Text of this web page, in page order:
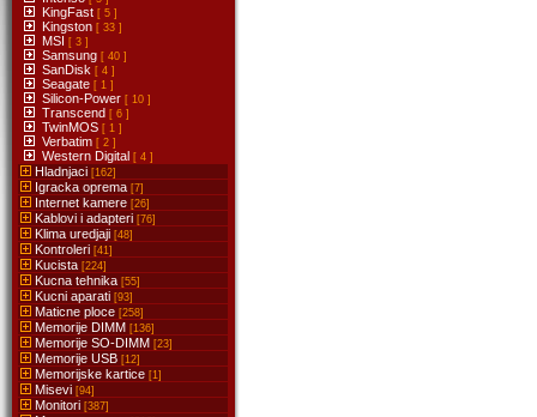
KingFast [ 5 ]
Kingston [ 33 ]
MSI [ 3 ]
Samsung [ 40 ]
SanDisk [ 4 ]
Seagate [ 1 ]
Silicon-Power [ 10 ]
Transcend [ 6 ]
TwinMOS [ 1 ]
Verbatim [ 2 ]
Western Digital [ 4 ]
Hladnjaci [162]
Igracka oprema [7]
Internet kamere [26]
Kablovi i adapteri [76]
Klima uredjaji [48]
Kontroleri [41]
Kucista [224]
Kucna tehnika [55]
Kucni aparati [93]
Maticne ploce [258]
Memorije DIMM [136]
Memorije SO-DIMM [23]
Memorije USB [12]
Memorijske kartice [1]
Misevi [94]
Monitori [387]